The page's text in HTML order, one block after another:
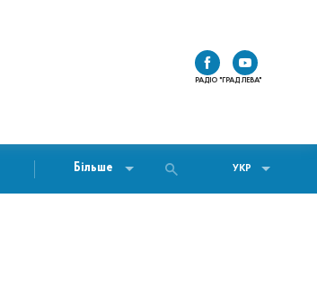
РАДІО "ГРАД ЛЕВА"
Більше УКР